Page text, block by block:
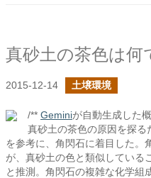
真砂土の茶色は何
2015-12-14 土壌環境
/** Geminiが自動生成した
真砂土の茶色の原因を探る
を参考に、角閃石に着目した。
が、真砂土の色と類似している
と推測。角閃石の複雑な化学組